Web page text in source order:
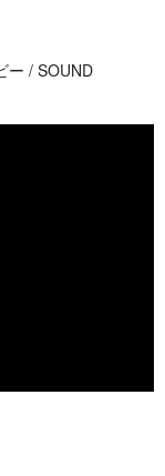
ー / SOUND